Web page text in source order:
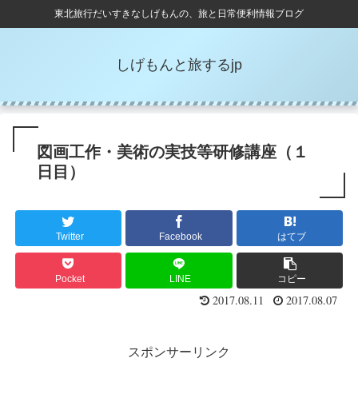
東北旅行だいすきなしげもんの、旅と日常便利情報ブログ
しげもんと旅するjp
図画工作・美術の実技等研修講座（１
日目）
Twitter Facebook はてブ
Pocket LINE コピー
2017.08.11 2017.08.07
スポンサーリンク